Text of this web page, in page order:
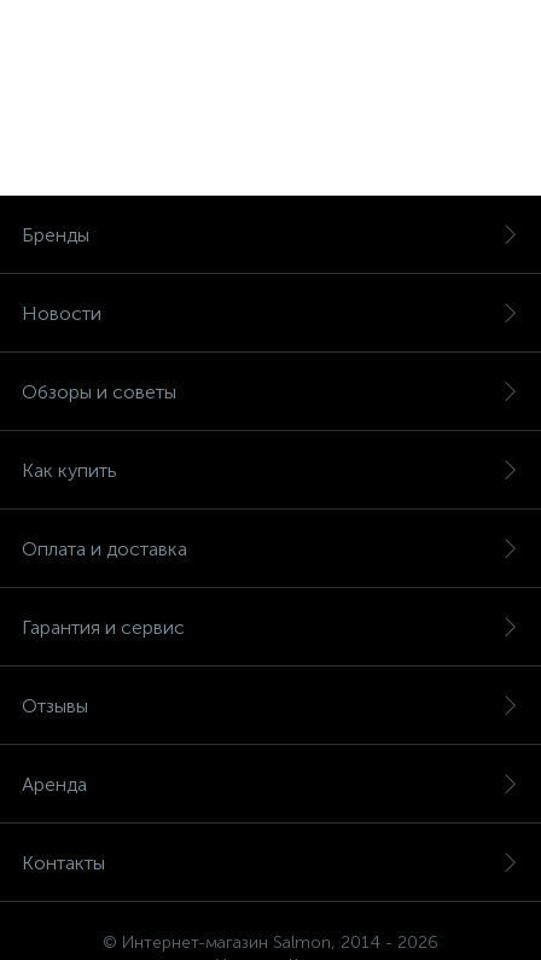
Бренды
Новости
Обзоры и советы
Как купить
Оплата и доставка
Гарантия и сервис
Отзывы
Аренда
Контакты
© Интернет-магазин Salmon, 2014 - 2026